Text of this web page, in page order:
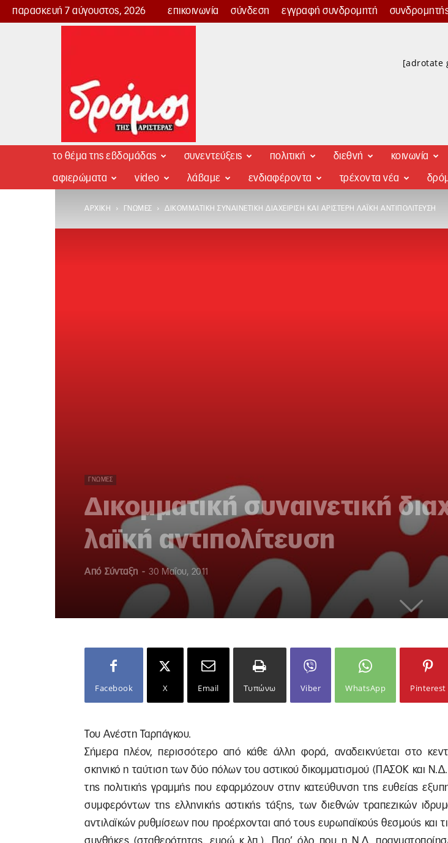
παρασκευή 7 αύγουστος, 2026 επικοινωνία σύνδεση εγγραφή συνδρομητή
Δρόμος
[adrotate
το θέμα της εβδομάδας συνεντεύξεις πολιτική διεθνή κοινωνία
αφιερώματα video λάβαμε ενδιαφέροντα τρέχοντα νέα
ΑΡΧΙΚΉ ΓΝΏΜΕΣ ΔΙΚΟΜΜΑΤΙΚΉ ΣΥΝΑΙΝΕΤΙΚΉ ΔΙΑΧΕΊΡΙΣΗ ΚΑΙ ΑΡΙΣΤΕΡΉ ΛΑΪΚΉ ΑΝΤΙΠΟΛΊΤΕΥΣΗ
ΓΝΏΜΕΣ
Δικομματική συναινετική
λαϊκή αντιπολίτευση
Από Σύνταξη - 30 Μαΐου, 2011
Facebook X Email Τυπώνω Viber WhatsApp Pinterest
Του Ανέστη Ταρπάγκου.
Σήμερα πλέον, περισσότερο από κάθε άλλη φορά, αναδεικνύεται στο
σκηνικό η ταύτιση των δύο πόλων του αστικού δικομματισμού (ΠΑΣΟΚ και
της πολιτικής γραμμής που εφαρμόζουν στην κατεύθυνση της ευθείας
συμφερόντων της ελληνικής αστικής τάξης, των διεθνών τραπεζικών
αντιλαϊκών ρυθμίσεων που προέρχονται από τους ευρωπαϊκούς θεσμούς και
συνθήκες (σταθερότητας, ευρώ κ.λπ.). Παρ’ όλο που η Ν.Δ.